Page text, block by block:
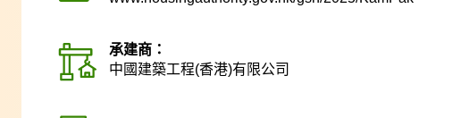
承建商：
中國建築工程(香港)有限公司